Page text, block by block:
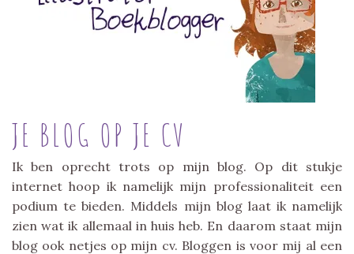
JE BLOG OP JE CV
Ik ben oprecht trots op mijn blog. Op dit stukje
internet hoop ik namelijk mijn professionaliteit een
podium te bieden. Middels mijn blog laat ik namelijk
zien wat ik allemaal in huis heb. En daarom staat mijn
blog ook netjes op mijn cv. Bloggen is voor mij al een